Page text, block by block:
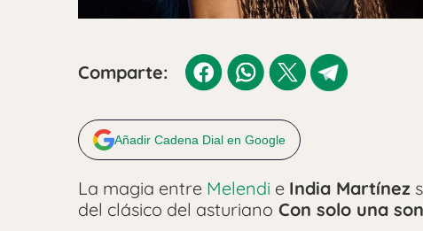
Comparte:
Añadir Cadena Dial en Google
La magia entre Melendi e India Martínez
del clásico del asturiano Con solo una